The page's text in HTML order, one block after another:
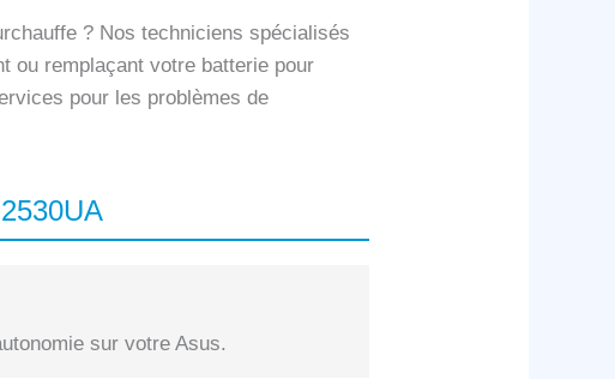
? Nos techniciens spécialisés
ou remplaçant votre batterie pour
pour les problèmes de
sur votre Asus.